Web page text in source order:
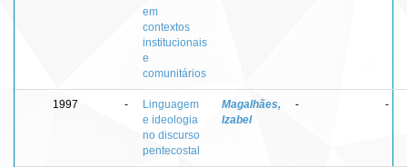
em
contextos
institucionais
e
comunitários
1997 -
Linguagem
e ideologia
no discurso
pentecostal
Magalhães,
Izabel
- -